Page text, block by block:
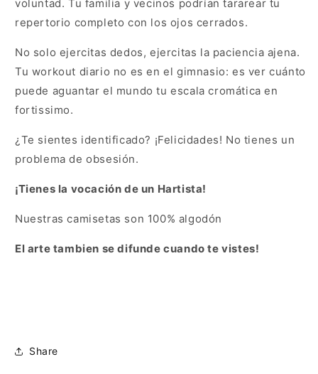
voluntad. Tu familia y vecinos podrían tararear tu
repertorio completo con los ojos cerrados.
No solo ejercitas dedos, ejercitas la paciencia ajena.
Tu workout diario no es en el gimnasio: es ver cuánto
puede aguantar el mundo tu escala cromática en
fortissimo.
¿Te sientes identificado? ¡Felicidades! No tienes un
problema de obsesión.
¡Tienes la vocación de un Hartista!
Nuestras camisetas son 100% algodón
El arte tambien se difunde cuando te vistes!
Share